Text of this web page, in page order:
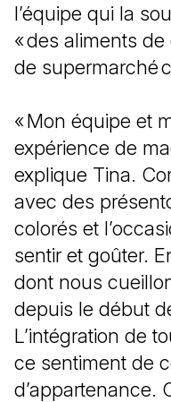
l’équipe qui la
« des aliments
de supermarché
« Mon équipe et
expérience de
explique Tina.
avec des
colorés et
sentir et goûter.
dont nous
depuis le début
L’intégration de
ce sentiment de
d’appartenance.